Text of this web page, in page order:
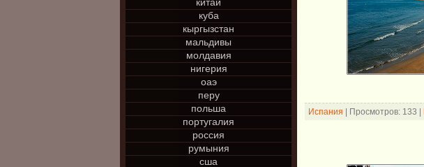
куба
кыргызстан
мальдивы
молдавия
нигерия
оаэ
перу
польша
португалия
россия
румыния
сша
Испания Просмотров: 133